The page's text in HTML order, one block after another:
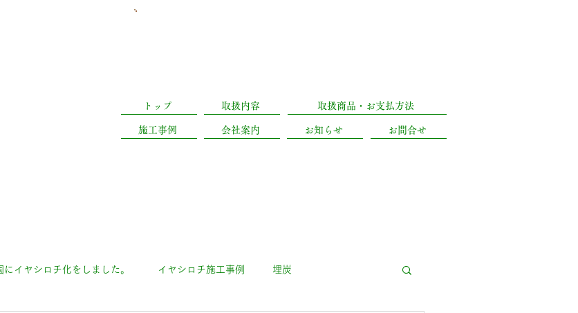
トップ 取扱内容 取扱商品・お支払方法
施工事例 会社案内 お知らせ お問合せ
イヤシロチ化をしました。 イヤシロチ施工事例 埋炭